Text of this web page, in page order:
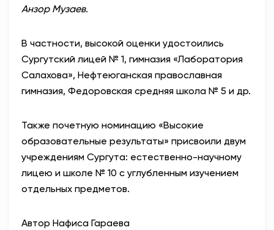
Анзор Музаев.
В частности, высокой оценки удостоились
Сургутский лицей № 1, гимназия «Лаборатория
Салахова», Нефтеюганская православная
гимназия, Федоровская средняя школа № 5 и др.
Также почетную номинацию «Высокие
образовательные результаты» присвоили двум
учреждениям Сургута: естественно-научному
лицею и школе № 10 с углубленным изучением
отдельных предметов.
Автор Нафиса Гараева